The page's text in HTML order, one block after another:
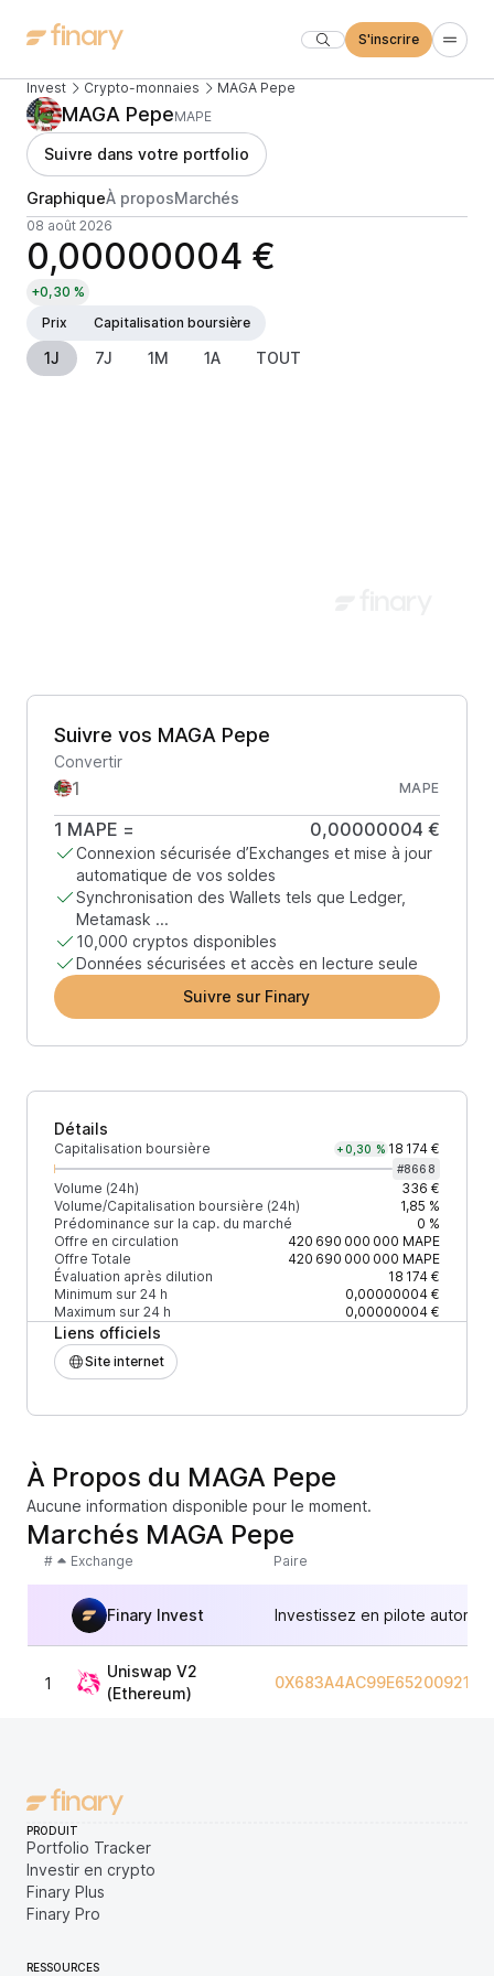
S'inscrire
Invest Crypto-monnaies MAGA Pepe
MAGA PepeMAPE
Suivre dans votre portfolio
GraphiqueÀ proposMarchés
08 août 2026
0,00000004 €
+0,30 %
Prix
Capitalisation boursière
1J 7J 1M 1A TOUT
Suivre vos MAGA Pepe
Convertir
MAPE
1 MAPE = 0,00000004 €
Connexion sécurisée d’Exchanges et mise à jour
automatique de vos soldes
Synchronisation des Wallets tels que Ledger,
Metamask ...
10,000 cryptos disponibles
Données sécurisées et accès en lecture seule
Suivre sur Finary
Détails
Capitalisation boursière +0,30 % 18 174 €
#8668
Volume (24h)
336 €
Volume/Capitalisation boursière (24h)
1,85 %
Prédominance sur la cap. du marché
0 %
Offre en circulation
420 690 000 000 MAPE
Offre Totale
420 690 000 000 MAPE
Évaluation après dilution
18 174 €
Minimum sur 24 h
0,00000004 €
Maximum sur 24 h
0,00000004 €
Liens officiels
Site internet
À Propos du MAGA Pepe
Aucune information disponible pour le moment.
Marchés MAGA Pepe
# Exchange Paire
Finary Invest Investissez en pilote
1
Uniswap V2
(Ethereum)
PRODUIT
Portfolio Tracker
Investir en crypto
Finary Plus
Finary Pro
RESSOURCES